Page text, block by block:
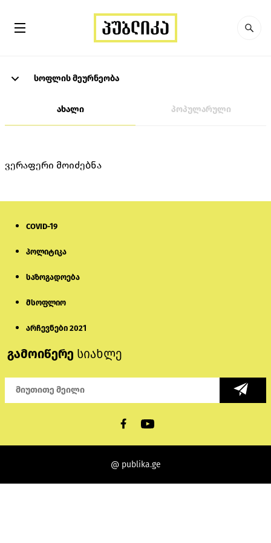
სოფლის მეურნეობა
ახალი პოპულარული
ვერაფერი მოიძებნა
COVID-19
პოლიტიკა
საზოგადოება
მსოფლიო
არჩევნები 2021
გამოიწერე სიახლე
@ publika.ge